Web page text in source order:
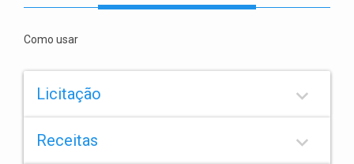
Como usar
Licitação keyboard_arrow_down
Receitas keyboard_arrow_down